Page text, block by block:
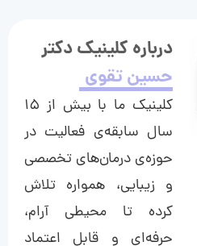
درباره کلینیک دکتر
حسین تقوی
کلینیک ما با بیش از ۱۵
سال سابقه‌ی فعالیت در
حوزه‌ی درمان‌های تخصصی
و زیبایی، همواره تلاش
کرده تا محیطی آرام،
حرفه‌ای و قابل اعتماد